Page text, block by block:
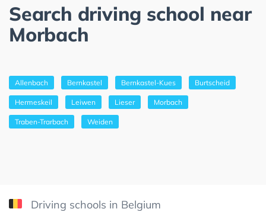
Search driving school near
Morbach
Allenbach Bernkastel Bernkastel-Kues Burtscheid
Hermeskeil Leiwen Lieser Morbach
Traben-Trarbach Weiden
Driving schools in Belgium